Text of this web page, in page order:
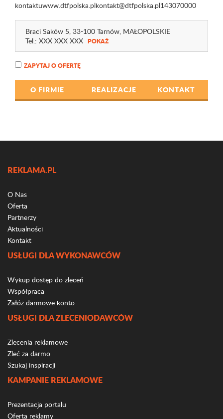
kontaktuwww.dtfpolska.plkontakt@dtfpolska.pl143070000
Braci Saków 5, 33-100 Tarnów, MAŁOPOLSKIE
Tel.: XXX XXX XXX POKAŻ
ZAPYTAJ O OFERTĘ
O FIRMIE REALIZACJE KONTAKT
REKLAMA.PL
O Nas
Oferta
Partnerzy
Aktualności
Kontakt
USŁUGI DLA WYKONAWCÓW
Wykup dostęp do zleceń
Współpraca
Załóż darmowe konto
USŁUGI DLA ZLECENIODAWCÓW
Zlecenia reklamowe
Zleć za darmo
Szukaj inspiracji
KAMPANIE REKLAMOWE
Prezentacja portalu
Oferta reklamy